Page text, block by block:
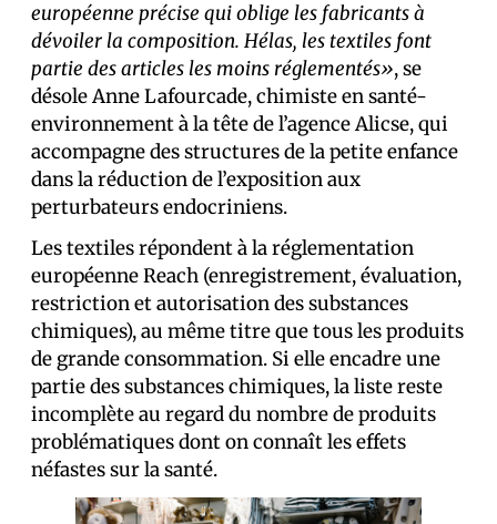
européenne précise qui oblige les fabricants à
dévoiler la composition. Hélas, les textiles font
partie des articles les moins réglementés», se
désole Anne Lafourcade, chimiste en santé-
environnement à la tête de l’agence Alicse, qui
accompagne des structures de la petite enfance
dans la réduction de l’exposition aux
perturbateurs endocriniens.
Les textiles répondent à la réglementation
européenne Reach (enregistrement, évaluation,
restriction et autorisation des substances
chimiques), au même titre que tous les produits
de grande consommation. Si elle encadre une
partie des substances chimiques, la liste reste
incomplète au regard du nombre de produits
problématiques dont on connaît les effets
néfastes sur la santé.